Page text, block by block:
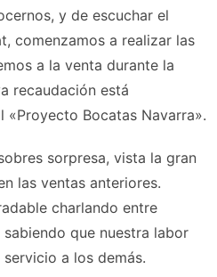
y de escuchar el
comenzamos a realizar las
a la venta durante la
recaudación está
«Proyecto Bocatas Navarra».
sorpresa, vista la gran
las ventas anteriores.
charlando entre
que nuestra labor
a los demás.